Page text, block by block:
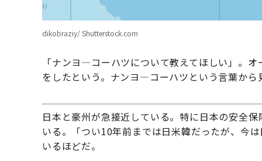
dikobraziy/ Shutterstock.com
「ナンヨ―コーハツについて教えてほしい」。
をしたという。ナンヨ―コーハツという言葉か
日本と豪州が急接近している。特に日本の安全
いる。「つい10年前までは日米韓だったが、今
いるほどだ。